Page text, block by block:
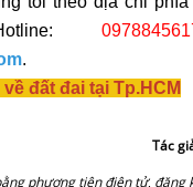
.
đất đai tại Tp.HCM
Tác
phương tiện điện tử, đăng